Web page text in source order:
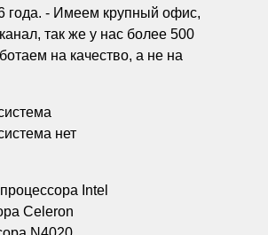
года. - Имеем крупный офис,
так же у нас более 500
на качество, а не на
нет
Intel
Celeron